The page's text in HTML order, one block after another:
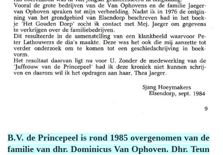
B.V. de Princepeel is rond 1985 overgenomen van de
familie van dhr. Dominicus Van Ophoven. Dhr. Teun